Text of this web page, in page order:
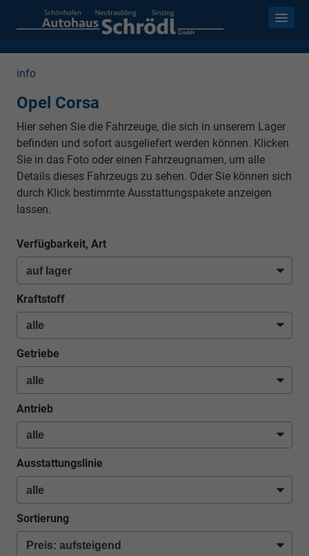
info
Opel Corsa
Hier sehen Sie die Fahrzeuge, die sich in unserem Lager
befinden und sofort ausgeliefert werden können. Klicken
Sie in das Foto oder einen Fahrzeugnamen, um alle
Details dieses Fahrzeugs zu sehen. Oder Sie können sich
durch Klick bestimmte Ausstattungspakete anzeigen
lassen.
Verfügbarkeit, Art
Kraftstoff
Getriebe
Antrieb
Ausstattungslinie
Sortierung